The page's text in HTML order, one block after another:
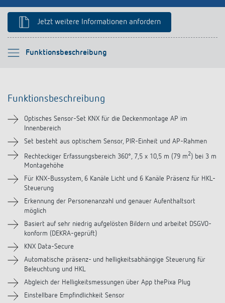
Jetzt weitere Informationen anfordern
Funktionsbeschreibung
Bitte auswählen
Technische Informationen
Downloads
Videos
Funktionsbeschreibung
Optisches Sensor-Set KNX für die Deckenmontage AP im
Innenbereich
Set besteht aus optischem Sensor, PIR-Einheit und AP-Rahmen
Rechteckiger Erfassungsbereich 360°, 7,5 x 10,5 m (79 m2) bei 3 m
Montagehöhe
Für KNX-Bussystem, 6 Kanäle Licht und 6 Kanäle Präsenz für HKL-
Steuerung
Erkennung der Personenanzahl und genauer Aufenthaltsort
möglich
Basiert auf sehr niedrig aufgelösten Bildern und arbeitet DSGVO-
konform (DEKRA-geprüft)
KNX Data-Secure
Automatische präsenz- und helligkeitsabhängige Steuerung für
Beleuchtung und HKL
Abgleich der Helligkeitsmessungen über App thePixa Plug
Einstellbare Empfindlichkeit Sensor